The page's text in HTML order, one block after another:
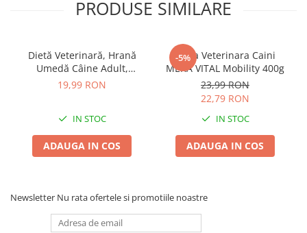
Batoane Rozătoare
Cuști Rozătoare
Accesorii Acvarii
Hrană
Hrană Pești
Întreținere Acvariu
Tratament Apă
Compoziție Dietă
Câine Adult, TROVET
Hypoallergenic, Insecte,
400g:
Ingrediente:insecte, cartofi, ulei de somon, minerale.
Aditivi nutriționali (per kg):
Vitamina A – 2025 UI, Vitamina D3
Compoziție nutrițională (per kg):proteină – 7.0%, grăsimi –
6.0%, cenușă – 2.0%, fibre – 1.5%, umiditate – 78.0%, calciu – 0.4%,
fosfor – 0.2%.
PRODUSE SIMILARE
Dietă Veterinară, Hrană
Umedă Câine Adult,
TROVET Intestinal, Rață,
19,99 RON
IN STOC
ADAUGA IN COS
-5%
Dieta Veterinara Caini
MERA VITAL Mobility 400g
23,99 RON
22,79 RON
IN STOC
ADAUGA IN COS
Newsletter Nu rata ofertele si promotiile noastre